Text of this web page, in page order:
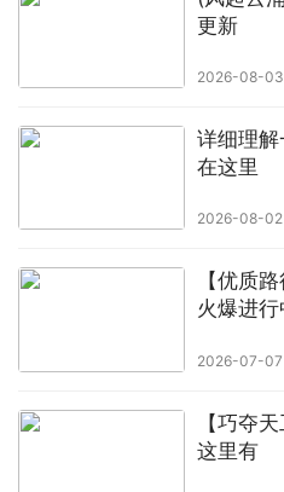
更新
2026-08-03
详细理
在这里
2026-08-02
【优质
火爆进行
2026-07-07
【巧夺
这里有